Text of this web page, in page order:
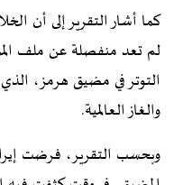
كما أشار التقرير إلى أن
لم تعد منفصلة عن ملف
التوتر في مضيق هرمز،
والغاز العالمية.
وبحسب التقرير، فرضت